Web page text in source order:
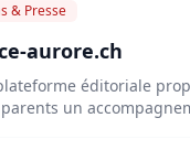
& Presse
aurore.ch
éditoriale
un